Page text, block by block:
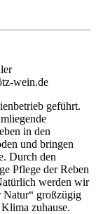
wein.de
geführt.
in den
und bringen
Durch den
Pflege der Reben
werden wir
Natur“ großzügig
zuhause.